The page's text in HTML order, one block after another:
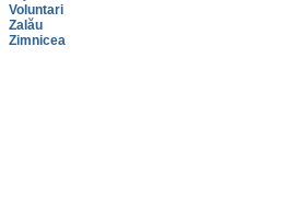
Voluntari
Zalău
Zimnicea